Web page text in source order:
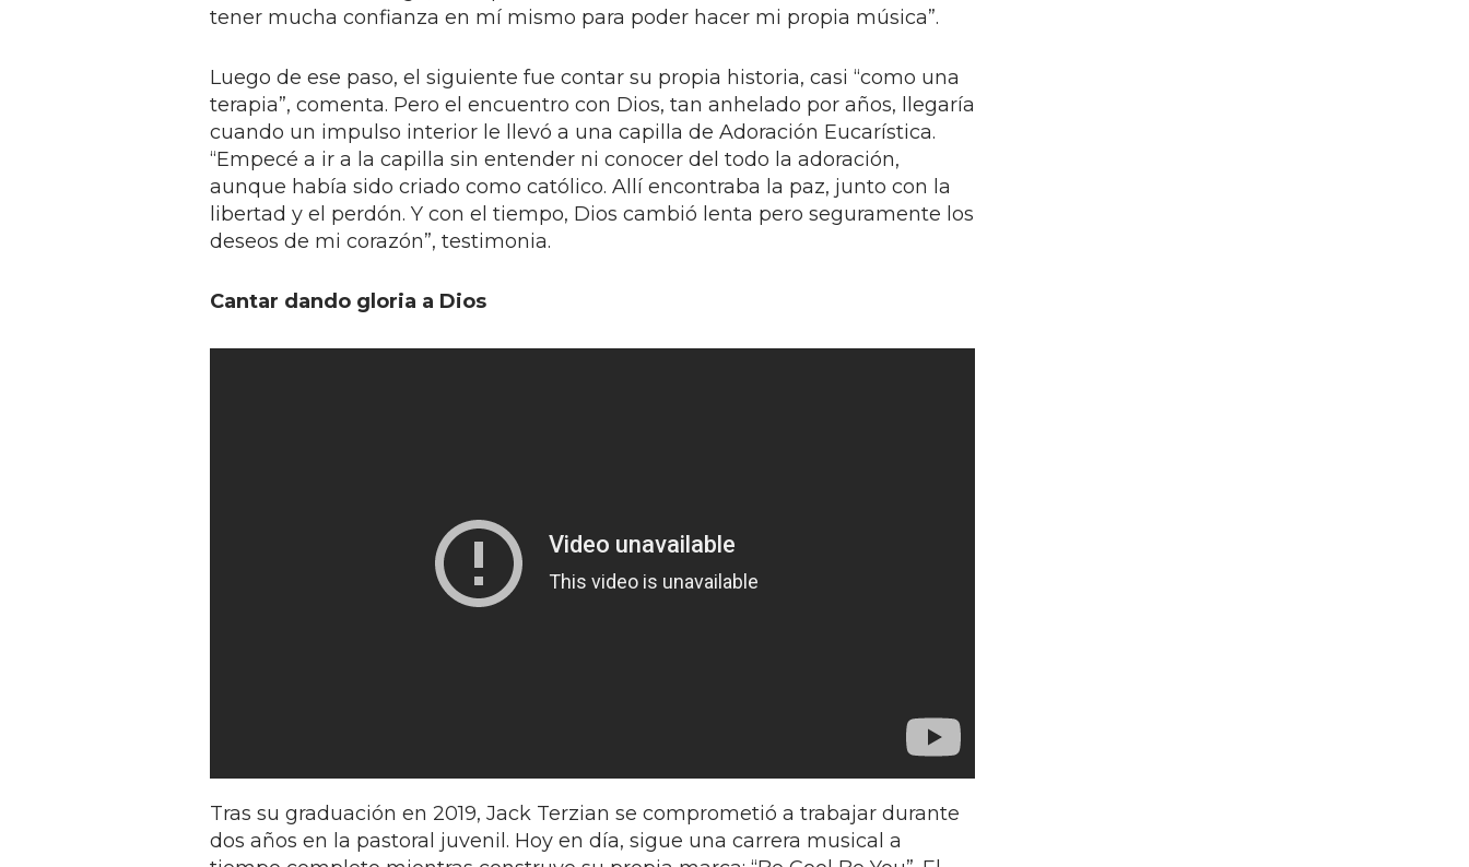
tener mucha confianza en mí mismo para poder hacer mi propia música”.
Luego de ese paso, el siguiente fue contar su propia historia, casi “como una
terapia”, comenta. Pero el encuentro con Dios, tan anhelado por años, llegaría
cuando un impulso interior le llevó a una capilla de Adoración Eucarística.
“Empecé a ir a la capilla sin entender ni conocer del todo la adoración,
aunque había sido criado como católico. Allí encontraba la paz, junto con la
libertad y el perdón. Y con el tiempo, Dios cambió lenta pero seguramente los
deseos de mi corazón”, testimonia.
Cantar dando gloria a Dios
Tras su graduación en 2019, Jack Terzian se comprometió a trabajar durante
dos años en la pastoral juvenil. Hoy en día, sigue una carrera musical a